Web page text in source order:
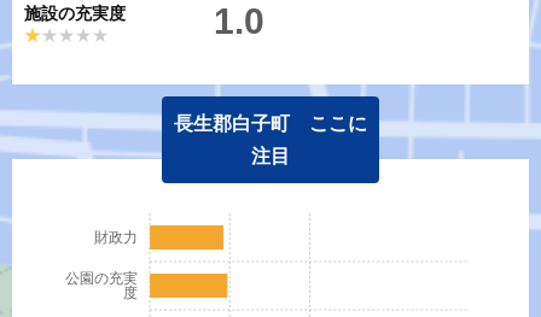
施設の充実度
★★★★★
★★★★★ 1.0
長生郡白子町 ここに
注目
公園の充実
度
財政力